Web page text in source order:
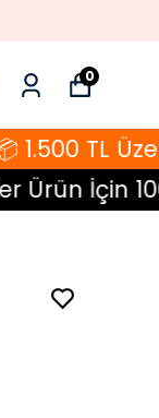
0
1.500 TL
İçin 100